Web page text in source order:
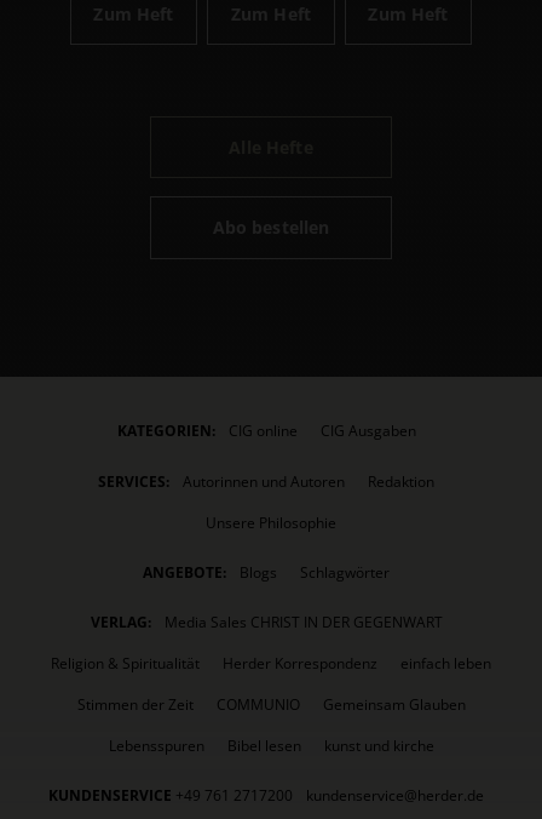
Zum Heft Zum Heft Zum Heft
Abo bestellen
KATEGORIEN: CIG online CIG Ausgaben
SERVICES: Autorinnen und Autoren
Redaktion
Unsere Philosophie
ANGEBOTE: Blogs Schlagwörter
VERLAG:
Media Sales CHRIST IN DER GEGENWART
Religion & Spiritualität
Herder Korrespondenz
einfach leben
Stimmen der Zeit
COMMUNIO
Gemeinsam Glauben
Lebensspuren
Bibel lesen kunst und kirche
KUNDENSERVICE +49 761 2717200
kundenservice@herder.de